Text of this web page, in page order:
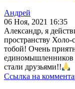
Андрей
06 Ноя, 2021 16:35
Александр, я
пространству
тобой! Очень
единомышленников
стали друзьями!!
Ссылка на